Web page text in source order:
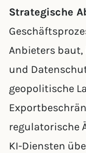
Strategische
Anbieters baut,
und
geopolitische
regulatorische
KI-Diensten